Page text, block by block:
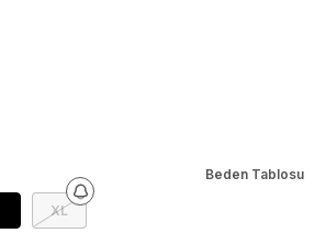
XL
Beden Tablosu